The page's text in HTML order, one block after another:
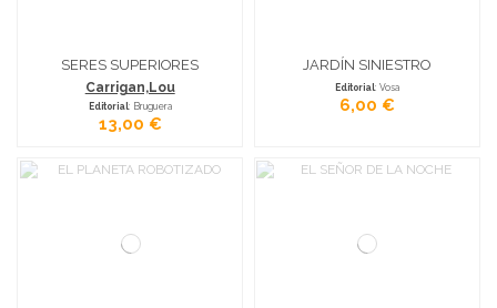
SERES SUPERIORES
Carrigan,Lou
Editorial: Bruguera
13,00 €
JARDÍN SINIESTRO
Editorial: Vosa
6,00 €